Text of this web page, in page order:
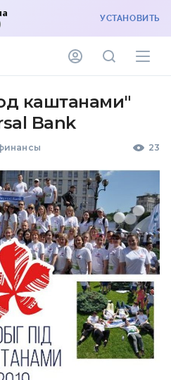
УСТАНОВИТЬ
каштанами"
Bank
23